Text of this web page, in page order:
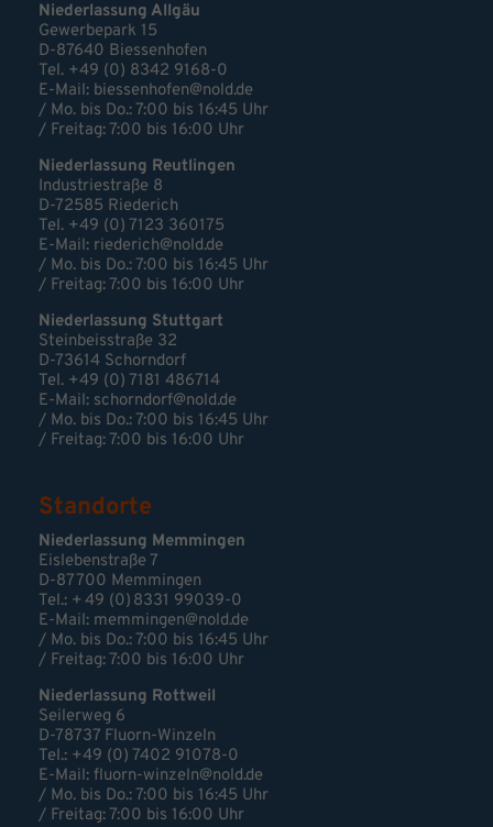
Niederlassung Allgäu
Gewerbepark 15
D-87640 Biessenhofen
Tel. +49 (0) 8342 9168-0
E-Mail: biessenhofen@nold.de
/ Mo. bis Do.: 7:00 bis 16:45 Uhr
/ Freitag: 7:00 bis 16:00 Uhr
Niederlassung Reutlingen
Industriestraße 8
D-72585 Riederich
Tel. +49 (0) 7123 360175
E-Mail: riederich@nold.de
/ Mo. bis Do.: 7:00 bis 16:45 Uhr
/ Freitag: 7:00 bis 16:00 Uhr
Niederlassung Stuttgart
Steinbeisstraße 32
D-73614 Schorndorf
Tel. +49 (0) 7181 486714
E-Mail: schorndorf@nold.de
/ Mo. bis Do.: 7:00 bis 16:45 Uhr
/ Freitag: 7:00 bis 16:00 Uhr
Standorte
Niederlassung Memmingen
Eislebenstraße 7
D-87700 Memmingen
Tel.: + 49 (0) 8331 99039-0
E-Mail: memmingen@nold.de
/ Mo. bis Do.: 7:00 bis 16:45 Uhr
/ Freitag: 7:00 bis 16:00 Uhr
Niederlassung Rottweil
Seilerweg 6
D-78737 Fluorn-Winzeln
Tel.: +49 (0) 7402 91078-0
E-Mail: fluorn-winzeln@nold.de
/ Mo. bis Do.: 7:00 bis 16:45 Uhr
/ Freitag: 7:00 bis 16:00 Uhr